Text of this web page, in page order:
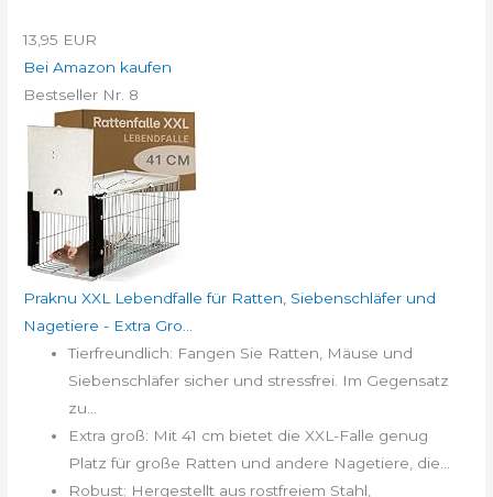
13,95 EUR
Bei Amazon kaufen
Bestseller Nr. 8
Praknu XXL Lebendfalle für Ratten, Siebenschläfer und
Nagetiere - Extra Gro...
Tierfreundlich: Fangen Sie Ratten, Mäuse und
Siebenschläfer sicher und stressfrei. Im Gegensatz
zu...
Extra groß: Mit 41 cm bietet die XXL-Falle genug
Platz für große Ratten und andere Nagetiere, die...
Robust: Hergestellt aus rostfreiem Stahl,